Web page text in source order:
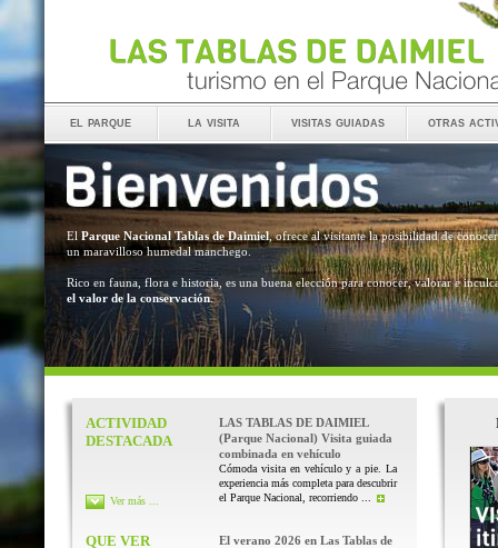
el parque la visita visitas guiadas otras
El Parque Nacional Tablas de Daimiel, ofrece al visitante la posibilidad de conocer
un maravilloso humedal manchego.
Rico en fauna, flora e historia, es una buena elección para conocer, valorar e
el valor de la conservación.
ACTIVIDAD
DESTACADA
LAS TABLAS DE DAIMIEL
(Parque Nacional) Visita guiada
combinada en vehículo
Cómoda visita en vehículo y a pie. La
experiencia más completa para descubrir
el Parque Nacional, recorriendo ...
Ver más ...
QUE VER
El verano 2026 en Las Tablas de